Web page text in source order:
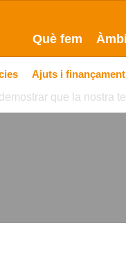
Què fem
Ajuts i finançament
que la nostra